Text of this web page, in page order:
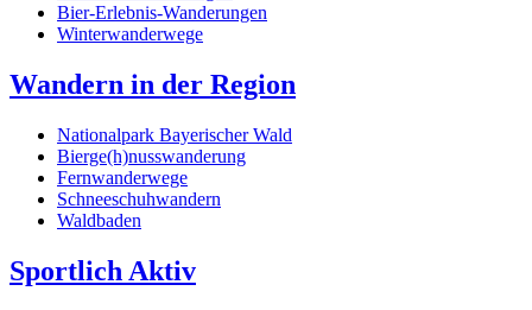
Bier-Erlebnis-Wanderungen
Winterwanderwege
Wandern in der Region
Nationalpark Bayerischer Wald
Bierge(h)nusswanderung
Fernwanderwege
Schneeschuhwandern
Waldbaden
Sportlich Aktiv